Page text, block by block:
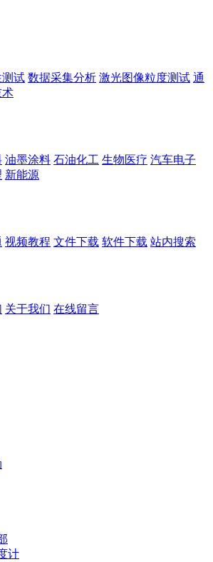
试 数据采集分析 激光图像粒度测试 通
术
油墨涂料 石油化工 生物医疗 汽车电子
新能源
视频教程 文件下载 软件下载 站内搜索
关于我们 在线留言
计